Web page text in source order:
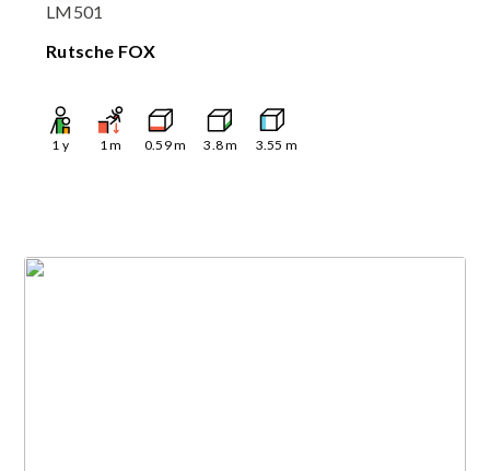
LM501
Rutsche FOX
1 y 1m 0.59m 3.8m 3.55 m